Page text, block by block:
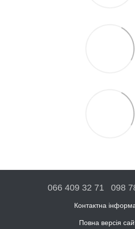
066 409 32 71 098
Контактна
Повна версія